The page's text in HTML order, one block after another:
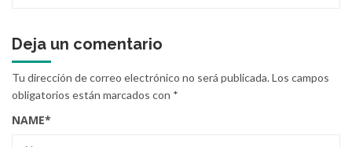
Deja un comentario
Tu dirección de correo electrónico no será publicada.Los campos
obligatorios están marcados con *
NAME*